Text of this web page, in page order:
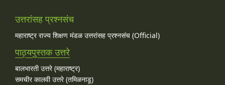
उत्तरांसह प्रश्नसंच
महाराष्ट्र राज्य शिक्षण मंडळ उत्तरांसह प्रश्नसंच (Official)
पाठ्यपुस्तक उत्तरे
बालभारती उत्तरे (महाराष्ट्र)
समचीर कालवी उत्तरे (तमिळनाडू)